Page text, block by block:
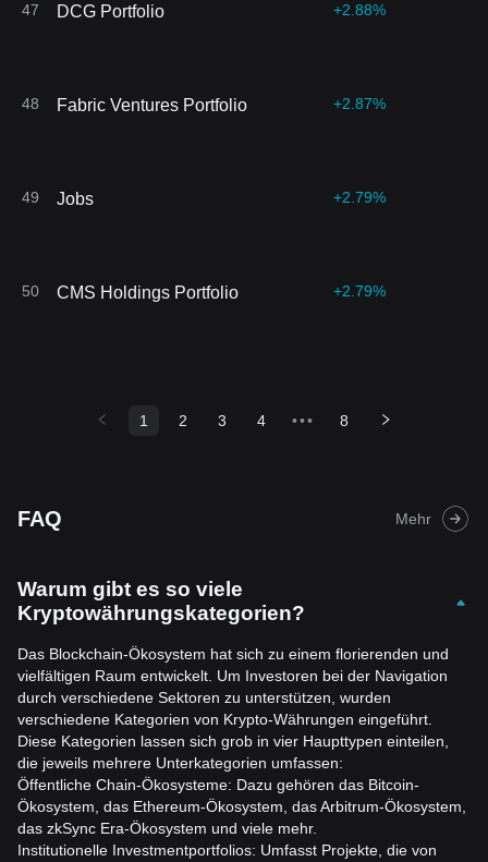
47 DCG Portfolio +2.88%
48 Fabric Ventures Portfolio +2.87%
49 Jobs +2.79%
50 CMS Holdings Portfolio +2.79%
1 2 3 4 ••• 8
FAQ Mehr
Warum gibt es so viele
Kryptowährungskategorien?
Das Blockchain-Ökosystem hat sich zu einem florierenden und
vielfältigen Raum entwickelt. Um Investoren bei der Navigation
durch verschiedene Sektoren zu unterstützen, wurden
verschiedene Kategorien von Krypto-Währungen eingeführt.
Diese Kategorien lassen sich grob in vier Haupttypen einteilen,
die jeweils mehrere Unterkategorien umfassen:
Öffentliche Chain-Ökosysteme: Dazu gehören das Bitcoin-
Ökosystem, das Ethereum-Ökosystem, das Arbitrum-Ökosystem,
das zkSync Era-Ökosystem und viele mehr.
Institutionelle Investmentportfolios: Umfasst Projekte, die von